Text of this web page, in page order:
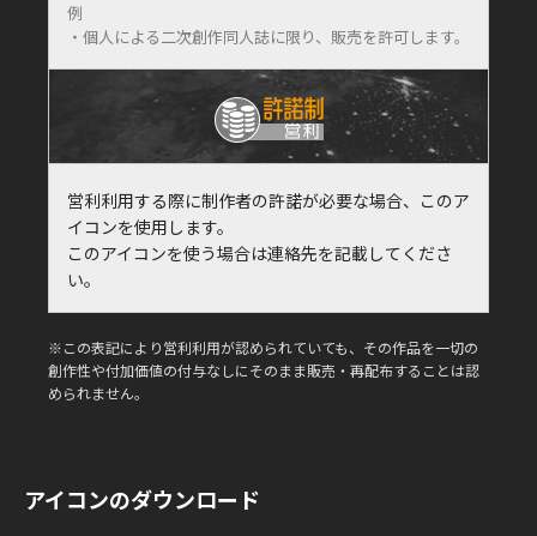
例
・個人による二次創作同人誌に限り、販売を許可します。
営利利用する際に制作者の許諾が必要な場合、このア
イコンを使用します。
このアイコンを使う場合は連絡先を記載してくださ
い。
※この表記により営利利用が認められていても、その作品を一切の
創作性や付加価値の付与なしにそのまま販売・再配布することは認
められません。
アイコンのダウンロード